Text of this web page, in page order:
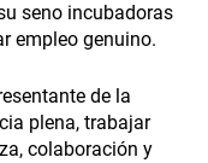
seno incubadoras
empleo genuino.
de la
plena, trabajar
colaboración y